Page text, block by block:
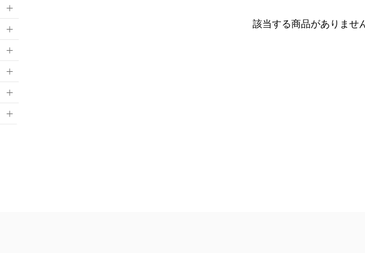
該当する商品がありませ